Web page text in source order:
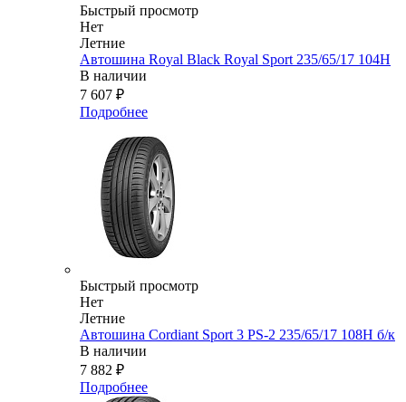
Быстрый просмотр
Нет
Летние
Автошина Royal Black Royal Sport 235/65/17 104H
В наличии
7 607 ₽
Подробнее
Быстрый просмотр
Нет
Летние
Автошина Cordiant Sport 3 PS-2 235/65/17 108Н б/к
В наличии
7 882 ₽
Подробнее